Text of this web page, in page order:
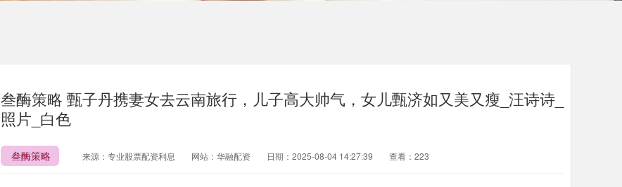
叁酶策略 甄子丹携妻女去云南旅行，儿子高大帅气，女儿甄济如又美又瘦_汪诗诗_
照片_白色
叁酶策略 来源：专业股票配资利息 网站：华融配资 日期：2025-08-04 14:27:39 查看：223